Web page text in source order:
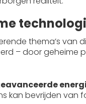
thema’s
– door geheime
kan bevrijden van